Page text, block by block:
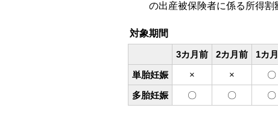
の出産被保険者に係る所得割
対象期間
3カ月前 2カ月前 1カ
単胎妊娠
× × 〇
多胎妊娠
〇 〇 〇